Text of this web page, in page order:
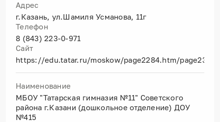
Адрес
г.Казань, ул.Шамиля Усманова, 11г
Телефон
8 (843) 223-0-971
Сайт
https://edu.tatar.ru/moskow/page2284.htm/
Наименование
МБОУ "Татарская гимназия №11" Советского
района г.Казани (дошкольное отделение) ДОУ
№415